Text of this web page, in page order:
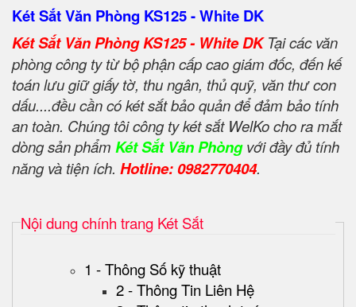
Két Sắt Văn Phòng KS125 - White DK
Két Sắt Văn Phòng KS125 - White DKTại các văn
phòng công ty từ bộ phận cấp cao giám đốc, đến kế
toán lưu giữ giấy tờ, thu ngân, thủ quỹ, văn thư con
dấu....đều cần có két sắt bảo quản để đảm bảo tính
an toàn. Chúng tôi công ty két sắt WelKo cho ra mắt
dòng sản phẩm Két Sắt Văn Phòngvới đầy đủ tính
năng và tiện ích. Hotline: 0982770404.
Nội dung chính trang Két Sắt
1 - Thông Số kỹ thuật
2 - Thông Tin Liên Hệ